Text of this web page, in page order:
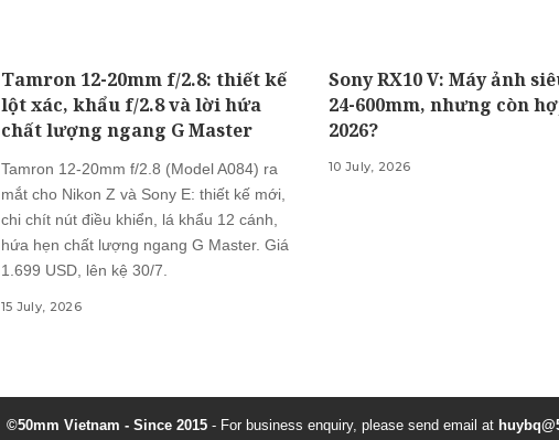
Tamron 12-20mm f/2.8: thiết kế
lột xác, khẩu f/2.8 và lời hứa
chất lượng ngang G Master
Tamron 12-20mm f/2.8 (Model A084) ra
mắt cho Nikon Z và Sony E: thiết kế mới,
chi chít nút điều khiển, lá khẩu 12 cánh,
hứa hẹn chất lượng ngang G Master. Giá
1.699 USD, lên kệ 30/7.
15 July, 2026
Sony RX10 V: Máy ảnh
24-600mm, nhưng còn
2026?
10 July, 2026
©50mm Vietnam - Since 2015- For business enquiry, please send email at